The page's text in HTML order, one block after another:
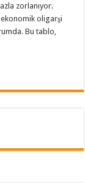
zorlanıyor.
ekonomik oligarşi
Bu tablo,